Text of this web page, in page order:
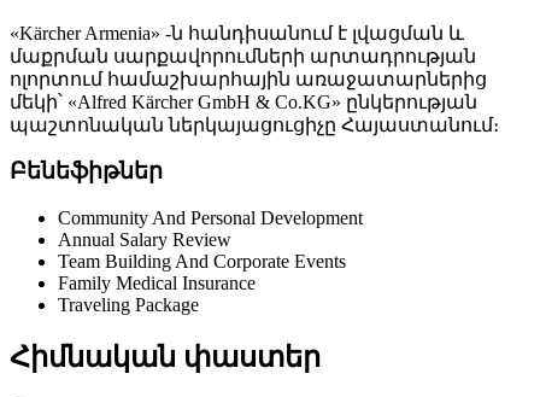
«Kärcher Armenia» -ն հանդիսանում է լվացման և
մաքրման սարքավորումների արտադրության
ոլորտում համաշխարհային առաջատարներից
մեկի՝ «Alfred Kärcher GmbH & Co.KG» ընկերության
պաշտոնական ներկայացուցիչը Հայաստանում։
Բենեֆիթներ
Community And Personal Development
Annual Salary Review
Team Building And Corporate Events
Family Medical Insurance
Traveling Package
Հիմնական փաստեր